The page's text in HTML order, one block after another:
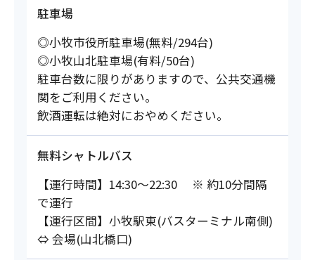
駐車場
◎小牧市役所駐車場(無料/294台)
◎小牧山北駐車場(有料/50台)
駐車台数に限りがありますので、公共交通機
関をご利用ください。
飲酒運転は絶対におやめください。
無料シャトルバス
【運行時間】14:30～22:30 ※ 約10分間隔
で運行
【運行区間】小牧駅東(バスターミナル南側)
⇔ 会場(山北橋口)